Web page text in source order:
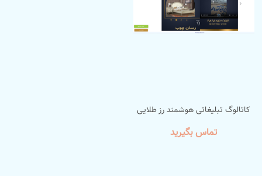
کاتالوگ تبلیغاتی هوشمند رز طلایی
تماس بگیرید